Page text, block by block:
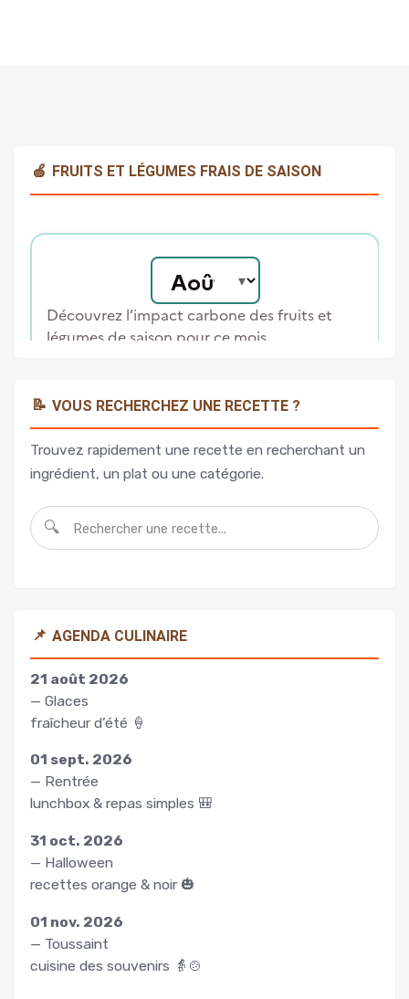
🍏 FRUITS ET LÉGUMES FRAIS DE SAISON
📝 VOUS RECHERCHEZ UNE RECETTE ?
Trouvez rapidement une recette en recherchant un
ingrédient, un plat ou une catégorie.
🔍
📌 AGENDA CULINAIRE
21 août 2026
— Glaces
fraîcheur d’été 🍦
01 sept. 2026
— Rentrée
lunchbox & repas simples 🎒
31 oct. 2026
— Halloween
recettes orange & noir 🎃
01 nov. 2026
— Toussaint
cuisine des souvenirs 👵🍲